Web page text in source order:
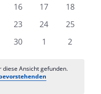
0
16
0
17
0
18
0
23
0
24
0
25
0
30
0
1
0
2
diese Ansicht gefunden.